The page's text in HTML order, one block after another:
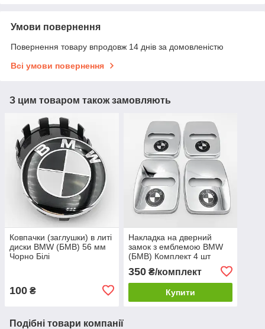
Умови повернення
Повернення товару впродовж 14 днів за домовленістю
Всі умови повернення
З цим товаром також замовляють
Ковпачки (заглушки) в литі
диски BMW (БМВ) 56 мм
Чорно Білі
100 ₴
Накладка на дверний
замок з емблемою BMW
(БМВ) Комплект 4 шт
350₴/комплект
Купити
Подібні товари компанії